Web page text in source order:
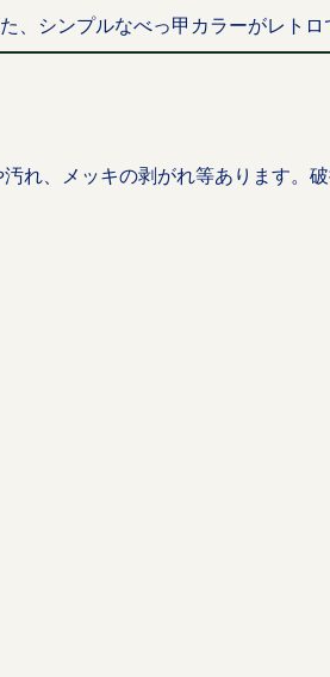
、シンプルなべっ甲カラーがレト
れ、メッキの剥がれ等あります。